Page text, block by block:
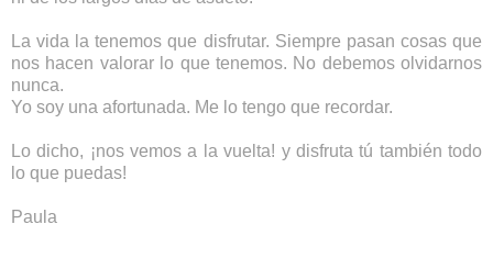
La vida la tenemos que disfrutar. Siempre pasan cosas que
nos hacen valorar lo que tenemos. No debemos olvidarnos
nunca.
Yo soy una afortunada. Me lo tengo que recordar.
Lo dicho, ¡nos vemos a la vuelta! y disfruta tú también todo
lo que puedas!
Paula